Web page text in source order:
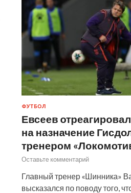
ФУТБОЛ
Евсеев отреагировал
на назначение
тренером
Оставьте комментарий
Главный тренер «Шинника»
высказался по поводу того,